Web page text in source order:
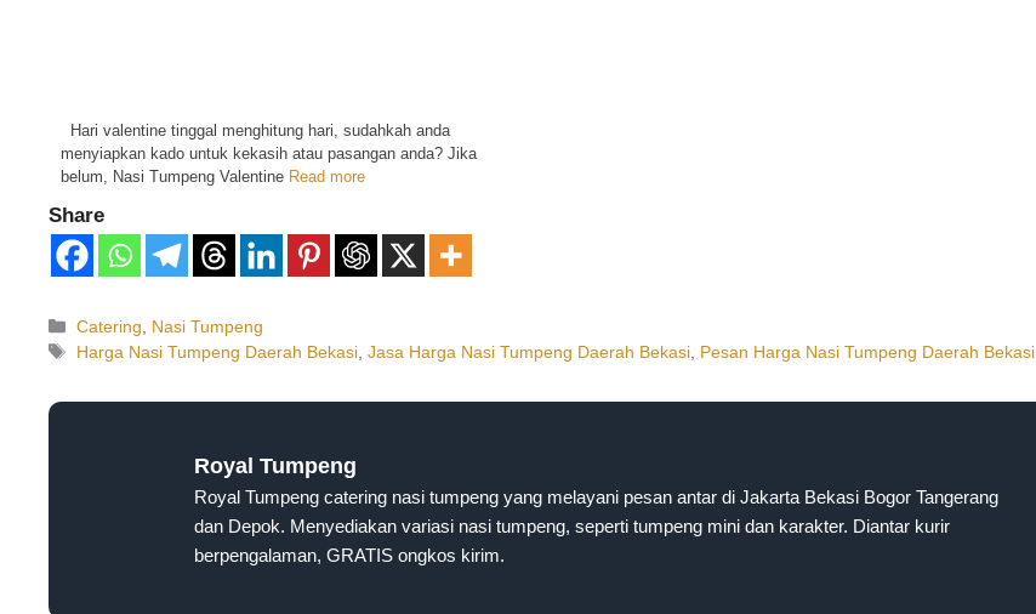
Hari valentine tinggal menghitung hari, sudahkah anda
menyiapkan kado untuk kekasih atau pasangan anda? Jika
belum, Nasi Tumpeng Valentine Read more
Share
Catering
Nasi Tumpeng
Harga Nasi Tumpeng Daerah Bekasi ,Jasa Harga Nasi Tumpeng Daerah Bekasi Pesan Harga Nasi Tumpeng Daerah Bekasi
Royal Tumpeng
Royal Tumpeng catering nasi tumpeng yang melayani pesan antar di Jakarta Bekasi Bogor Tangerang
dan Depok. Menyediakan variasi nasi tumpeng, seperti tumpeng mini dan karakter. Diantar kurir
berpengalaman, GRATIS ongkos kirim.